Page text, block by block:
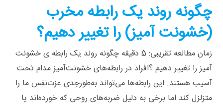
چگونه روند یک رابطه مخرب
(خشونت آمیز) را تغییر دهیم؟
زمان مطالعه تقریبی: 5 دقیقه چگونه روند یک رابطه ی خشونت
آمیز را تغییر دهیم ؟افراد در رابطه‌های خشونت‌آمیز مدام تحت
آسیب هستند. این رابطه‌ها می‌تواند به‌طورجدی عزت‌نفس ما را
متزلزل کند اما برخی به دلیل ضربه‌های روحی که خورده‌اند یا